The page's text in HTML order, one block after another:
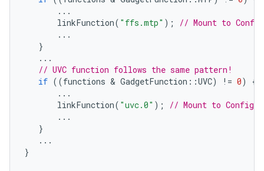
...
linkFunction( "ffs.mtp" );
// Mount to
...
}
...
// UVC function follows the same pattern!
if ((functions & GadgetFunction ::UVC) != 0)
{
...
linkFunction( "uvc.0" );
// Mount to ConfigFS
...
}
...
}